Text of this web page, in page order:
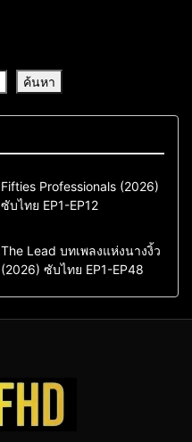
ค้นหา
Action & Adventure
Comedy
Drama
ซีรี่ย์เกาหลีซับไทย
Fifties Professionals (2026)
ซับไทย EP1-EP12
Drama
ซีรี่ย์จีน
ซีรี่ย์จีนซับไทย
The Lead บทเพลงแห่งนางงิ้ว
(2026) ซับไทย EP1-EP48